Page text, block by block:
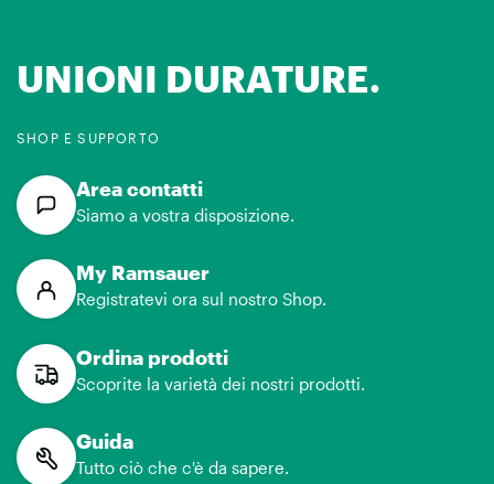
UNIONI DURATURE.
SHOP E SUPPORTO
Area contatti
Siamo a vostra disposizione.
My Ramsauer
Registratevi ora sul nostro Shop.
Ordina prodotti
Scoprite la varietà dei nostri prodotti.
Guida
Tutto ciò che c'è da sapere.